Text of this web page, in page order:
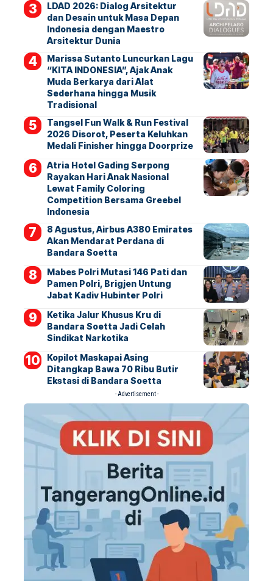
LDAD 2026: Dialog Arsitektur
dan Desain untuk Masa Depan
Indonesia dengan Maestro
Arsitektur Dunia
Marissa Sutanto Luncurkan Lagu
“KITA INDONESIA”, Ajak Anak
Muda Berkarya dari Alat
Sederhana hingga Musik
Tradisional
Tangsel Fun Walk & Run Festival
2026 Disorot, Peserta Keluhkan
Medali Finisher hingga Doorprize
Atria Hotel Gading Serpong
Rayakan Hari Anak Nasional
Lewat Family Coloring
Competition Bersama Greebel
Indonesia
8 Agustus, Airbus A380 Emirates
Akan Mendarat Perdana di
Bandara Soetta
Mabes Polri Mutasi 146 Pati dan
Pamen Polri, Brigjen Untung
Jabat Kadiv Hubinter Polri
Ketika Jalur Khusus Kru di
Bandara Soetta Jadi Celah
Sindikat Narkotika
Kopilot Maskapai Asing
Ditangkap Bawa 70 Ribu Butir
Ekstasi di Bandara Soetta
- Advertisement -